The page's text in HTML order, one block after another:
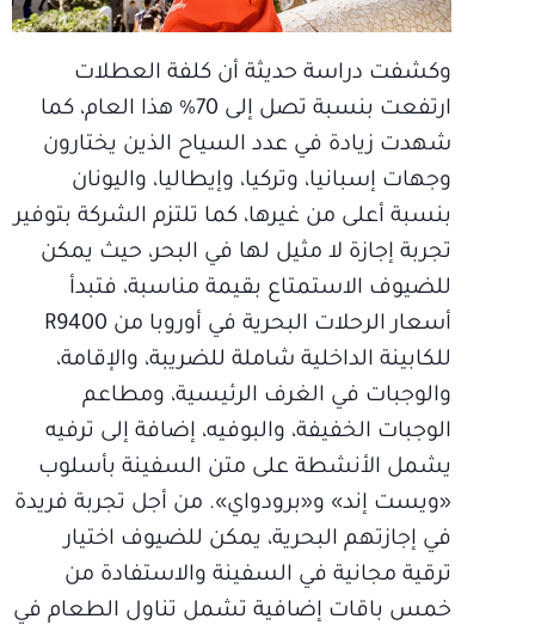
وكشفت دراسة حديثة أن كلفة العطلات
ارتفعت بنسبة تصل إلى 70% هذا العام، كما
شهدت زيادة في عدد السياح الذين يختارون
وجهات إسبانيا، وتركيا، وإيطاليا، واليونان
بنسبة أعلى من غيرها، كما تلتزم الشركة بتوفير
تجربة إجازة لا مثيل لها في البحر، حيث يمكن
للضيوف الاستمتاع بقيمة مناسبة، فتبدأ
أسعار الرحلات البحرية في أوروبا من R9400
للكابينة الداخلية شاملة للضريبة، والإقامة،
والوجبات في الغرف الرئيسية، ومطاعم
الوجبات الخفيفة، والبوفيه، إضافة إلى ترفيه
يشمل الأنشطة على متن السفينة بأسلوب
«ويست إند» و«برودواي». من أجل تجربة فريدة
في إجازتهم البحرية، يمكن للضيوف اختيار
ترقية مجانية في السفينة والاستفادة من
خمس باقات إضافية تشمل تناول الطعام في